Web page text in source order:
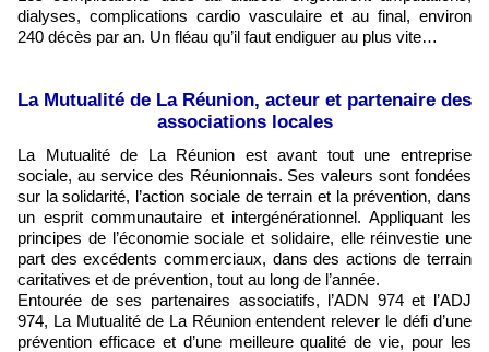
dialyses, complications cardio vasculaire et au final, environ
240 décès par an. Un fléau qu’il faut endiguer au plus vite…
La Mutualité de La Réunion, acteur et partenaire des
associations locales
La Mutualité de La Réunion est avant tout une entreprise
sociale, au service des Réunionnais. Ses valeurs sont fondées
sur la solidarité, l’action sociale de terrain et la prévention, dans
un esprit communautaire et intergénérationnel. Appliquant les
principes de l’économie sociale et solidaire, elle réinvestie une
part des excédents commerciaux, dans des actions de terrain
caritatives et de prévention, tout au long de l’année.
Entourée de ses partenaires associatifs, l’ADN 974 et l’ADJ
974, La Mutualité de La Réunion entendent relever le défi d’une
prévention efficace et d’une meilleure qualité de vie, pour les